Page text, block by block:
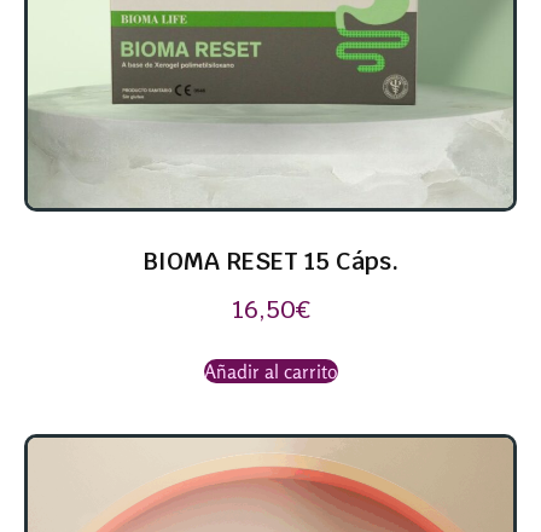
BIOMA RESET 15 Cáps.
16,50€
Añadir al carrito